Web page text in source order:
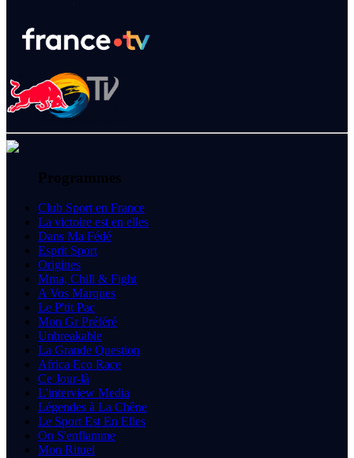
Programmes
Club Sport en France
La victoire est en elles
Dans Ma Fédé
Esprit Sport
Origines
Mma, Chill & Fight
A Vos Marques
Le P'tit Pac
Mon Gr Préféré
Unbreakable
La Grande Question
Africa Eco Race
Ce Jour-là
L'interview Media
Légendes à La Chêne
Le Sport Est En Elles
On S'enflamme
Mon Rituel